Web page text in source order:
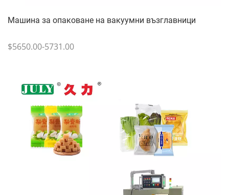
Машина за опаковане на вакуумни възглавници
$5650.00-5731.00